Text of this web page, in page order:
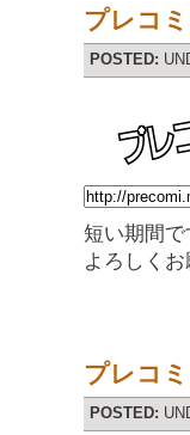
プレコ
POSTED:
短い期間
よろしく
プレコ
POSTED: